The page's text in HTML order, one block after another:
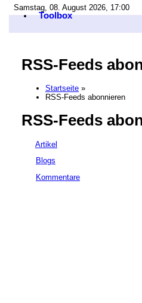
Samstag, 08. August 2026, 17:00
Toolbox
RSS-Feeds
Startseite »
RSS-Feeds abonnieren
RSS-Feeds
Artikel
Blogs
Kommentare